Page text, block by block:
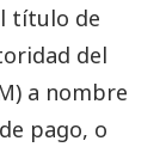
título de
del
a nombre
pago, o